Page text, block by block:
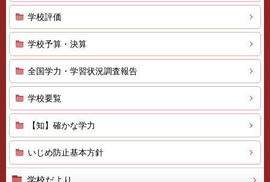
学校評価
学校予算・決算
全国学力・学習状況調査報告
学校要覧
【知】確かな学力
いじめ防止基本方針
学校だより